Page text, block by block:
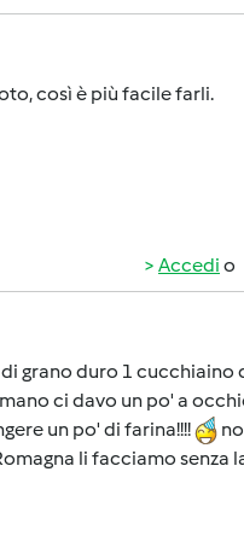
così è più facile farli.
Accedi o
grano duro 1 cucchiaino
ci davo un po' a
un po' di farina!!!!
li facciamo senza